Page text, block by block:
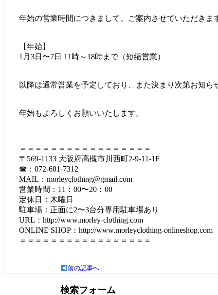
年始の営業時間につきまして、ご案内させていただきま
【年始】
1月3日〜7日 11時～18時まで（短縮営業）
以降は通常営業を予定しており、また決まり次第お知ら
年始もよろしくお願いいたします。
＝＝＝＝＝＝＝＝＝＝＝＝＝＝＝＝＝
〒569-1133 大阪府高槻市川西町2-9-11-1F
☎︎：072-681-7312
MAIL：morleyclothing@gmail.com
営業時間：11：00〜20：00
定休日：木曜日
駐車場：正面に2〜3台分専用駐車場あり
URL：http://www.morley-clothing.com
ONLINE SHOP：http://www.morleyclothing-onlineshop.com
＝＝＝＝＝＝＝＝＝＝＝＝＝＝＝＝＝
前の記事へ
検索フォーム